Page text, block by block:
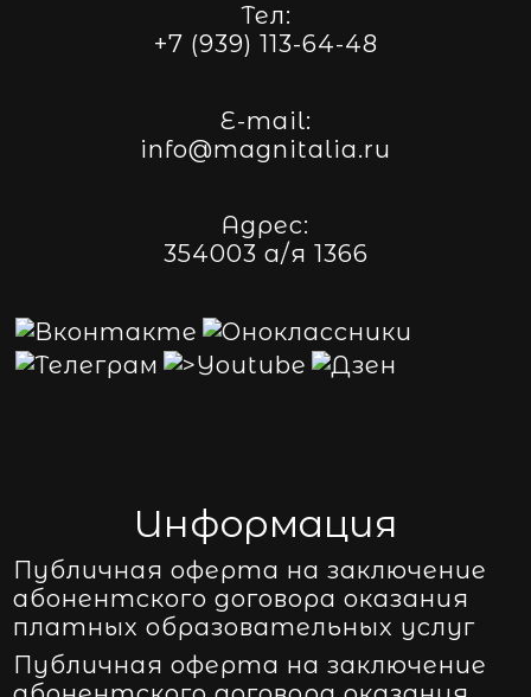
Тел:
+7 (939) 113-64-48
E-mail:
info@magnitalia.ru
Адрес:
354003 а/я 1366
Информация
Публичная оферта на заключение
абонентского договора оказания
платных образовательных услуг
Публичная оферта на заключение